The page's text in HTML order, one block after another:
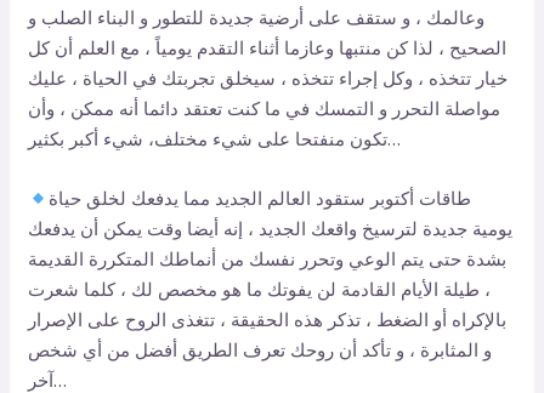
وعالمك ، و ستقف على أرضية جديدة للتطور و البناء الصلب و
الصحيح ، لذا كن منتبها وعازما أثناء التقدم يومياً ، مع العلم أن كل
خيار تتخذه ، وكل إجراء تتخذه ، سيخلق تجربتك في الحياة ، عليك
مواصلة التحرر و التمسك في ما كنت تعتقد دائما أنه ممكن ، وأن
تكون منفتحا على شيء مختلف، شيء أكبر بكثير…
طاقات أكتوبر ستقود العالم الجديد مما يدفعك لخلق حياة
يومية جديدة لترسيخ واقعك الجديد ، إنه أيضا وقت يمكن أن يدفعك
بشدة حتى يتم الوعي وتحرر نفسك من أنماطك المتكررة القديمة
، طيلة الأيام القادمة لن يفوتك ما هو مخصص لك ، كلما شعرت
بالإكراه أو الضغط ، تذكر هذه الحقيقة ، تتغذى الروح على الإصرار
و المثابرة ، و تأكد أن روحك تعرف الطريق أفضل من أي شخص
آخر…